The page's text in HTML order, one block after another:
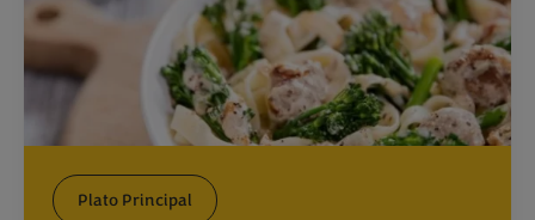
Plato Principal